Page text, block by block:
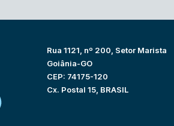
Rua 1121, nº 200, Setor Marista
Goiânia-GO
CEP: 74175-120
Cx. Postal 15, BRASIL